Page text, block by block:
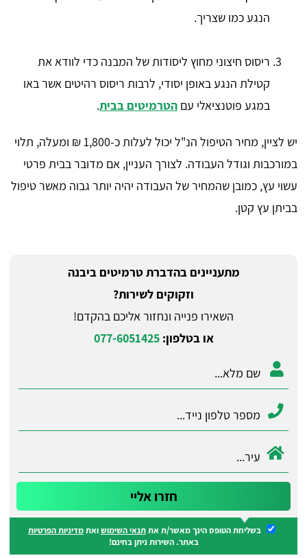
הנגע כמו שצריך.
ריסוס חיצוני מחוץ ליסודות של המבנה כדי לוודא את
קטילת הנגע באופן יסודי, לרבות ריסוס רהיטים אשר באו
במגע פוטנציאלי עם הטרמיטים בבית.
יש לציין, מחיר הטיפול הנ"ל יכול לעלות כ-1,800 ₪ ומעלה, תלוי
במורכבות וגודל העבודה. לצורך העניין, אם מדובר בבית פרטי
עשוי עץ, כמובן שהמחיר של העבודה יהיה יותר גבוה מאשר טיפול
בביתן עץ קטן.
מתעניינים בהדברת טרמיטים ביבנה
וזקוקים לשירות?
השאירו פנייה ונחזור אליכם בהקדם!
או בטלפון:077-6051425
בשליחת הטופס הינך מאשר/ת אתתנאי השימושואתמדיניות הפרטיות
באתר. השירות ניתן בחינם!